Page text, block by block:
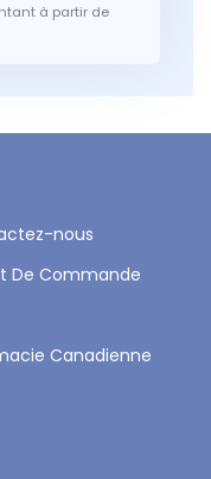
à partir de
nous
De Commande
Canadienne